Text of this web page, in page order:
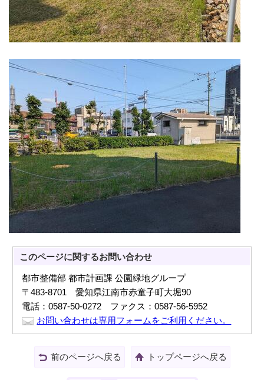
このページに関するお問い合わせ
都市整備部 都市計画課 公園緑地グループ
〒483-8701 愛知県江南市赤童子町大堀90
電話：0587-50-0272 ファクス：0587-56-5952
お問い合わせは専用フォームをご利用ください。
前のページへ戻る トップページへ戻る